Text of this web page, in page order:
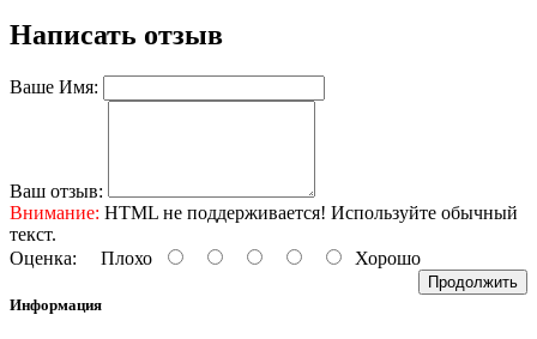
Написать отзыв
Ваше Имя:
Ваш отзыв:
Внимание: HTML не поддерживается! Используйте обычный
текст.
Оценка: Плохо Хорошо
Продолжить
Информация